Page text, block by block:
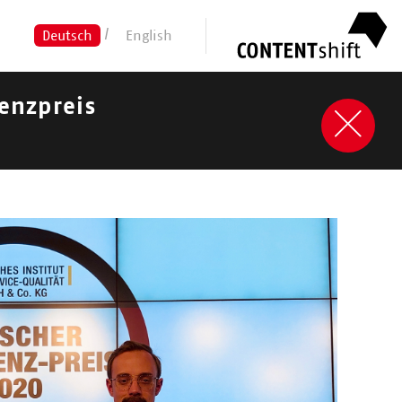
Deutsch English